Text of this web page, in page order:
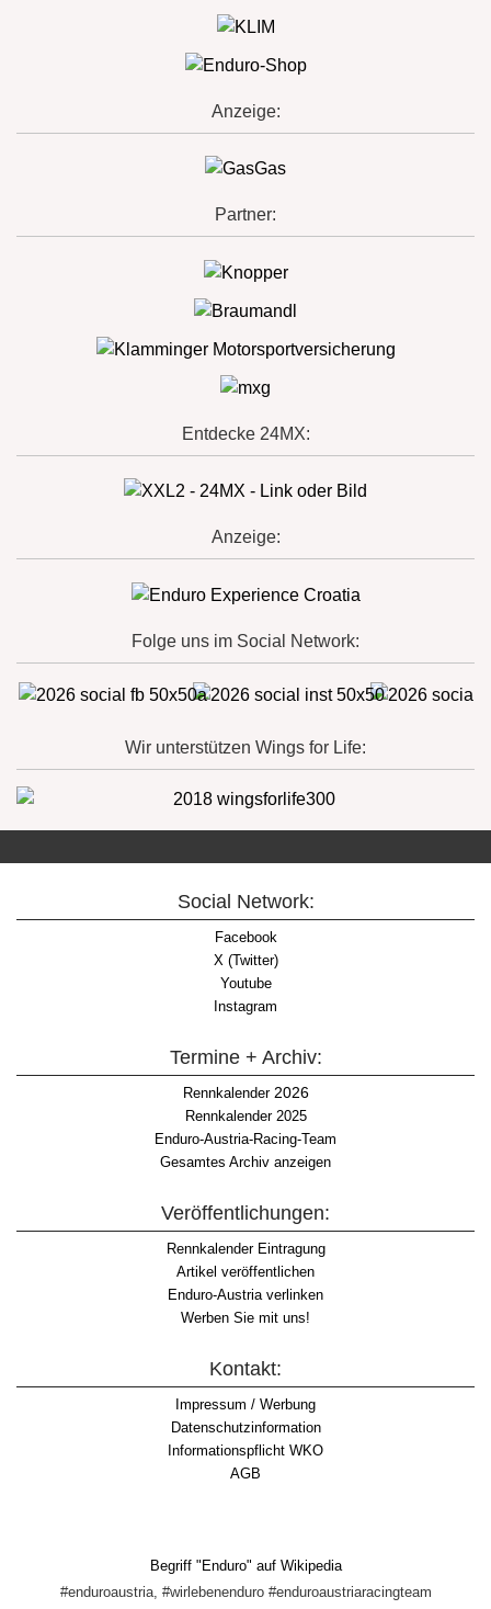
Anzeige:
Partner:
Entdecke 24MX:
Anzeige:
Folge uns im Social Network:
Wir unterstützen Wings for Life:
Social Network:
Facebook
X (Twitter)
Youtube
Instagram
Termine + Archiv:
Rennkalender2026
Rennkalender 2025
Enduro-Austria-Racing-Team
Gesamtes Archiv anzeigen
Veröffentlichungen:
Rennkalender Eintragung
Artikel veröffentlichen
Enduro-Austria verlinken
Werben Sie mit uns!
Kontakt:
Impressum / Werbung
Datenschutzinformation
Informationspflicht WKO
AGB
Begriff "Enduro" auf Wikipedia
#enduroaustria, #wirlebenenduro #enduroaustriaracingteam